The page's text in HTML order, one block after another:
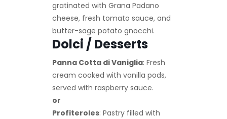
gratinated with Grana Padano
cheese, fresh tomato sauce, and
butter-sage potato gnocchi.
Dolci / Desserts
Panna Cotta di Vaniglia: Fresh
cream cooked with vanilla pods,
served with raspberry sauce.
or
Profiteroles: Pastry filled with